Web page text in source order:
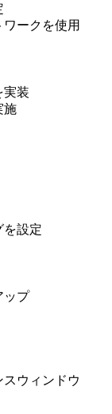
ークを使用
実装
施
を設定
ップ
ウィンドウ